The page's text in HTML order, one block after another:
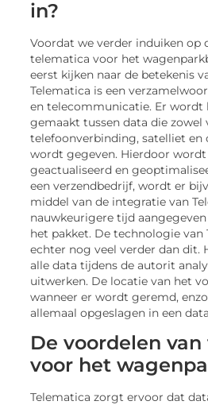
in?
Voordat we verder induiken op
telematica voor het
eerst kijken naar de betekenis
Telematica is een
en telecommunicatie. Er wordt
gemaakt tussen data die zowel
telefoonverbinding, satelliet
wordt gegeven. Hierdoor
geactualiseerd en
een verzendbedrijf, wordt er
middel van de integratie van
nauwkeurigere tijd
het pakket. De technologie van
echter nog veel verder dan dit.
alle data tijdens de autorit
uitwerken. De locatie van het
wanneer er wordt geremd,
allemaal opgeslagen in een
De voordelen
voor het
Telematica zorgt ervoor dat